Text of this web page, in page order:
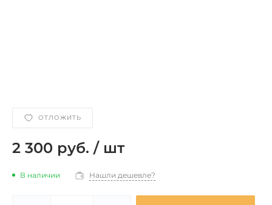
ОТЛОЖИТЬ
2 300 руб. / шт
В наличии Нашли дешевле?